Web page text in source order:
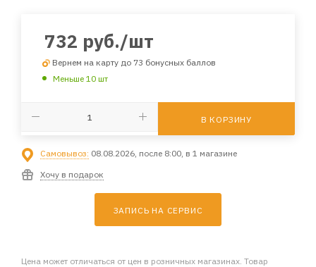
732 руб./шт
Вернем на карту до 73 бонусных баллов
Меньше 10 шт
В КОРЗИНУ
Самовывоз: 08.08.2026, после 8:00, в 1 магазине
Хочу в подарок
ЗАПИСЬ НА СЕРВИС
Цена может отличаться от цен в розничных магазинах. Товар